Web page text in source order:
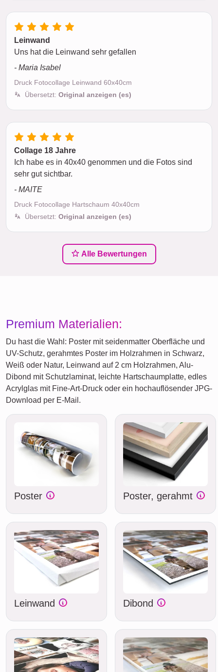
Leinwand
Uns hat die Leinwand sehr gefallen
- Maria Isabel
Druck Fotocollage Leinwand 60x40cm
Übersetzt: Original anzeigen (es)
Collage 18 Jahre
Ich habe es in 40x40 genommen und die Fotos sind
sehr gut sichtbar.
- MAITE
Druck Fotocollage Hartschaum 40x40cm
Übersetzt: Original anzeigen (es)
Alle Bewertungen
Premium Materialien:
Du hast die Wahl: Poster mit seidenmatter Oberfläche und
UV-Schutz, gerahmtes Poster im Holzrahmen in Schwarz,
Weiß oder Natur, Leinwand auf 2 cm Holzrahmen, Alu-
Dibond mit Schutzlaminat, leichte Hartschaumplatte, edles
Acrylglas mit Fine-Art-Druck oder ein hochauflösender JPG-
Download per E-Mail.
Poster Poster, gerahmt
Leinwand Dibond